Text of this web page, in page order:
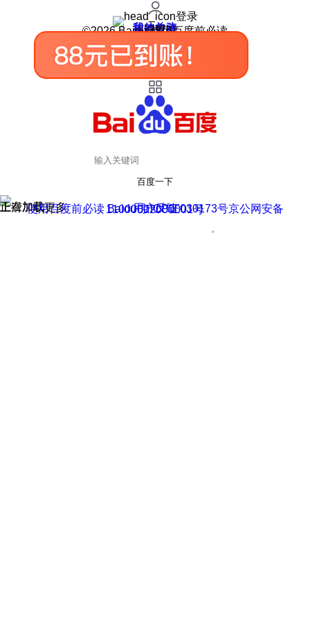
登录
我的关注
我的收藏
皮肤中心
用户反馈
设置
©2026 Baidu 使用百度前必读
百度一下
正在加载
上滑加载更多 用户反馈
使用百度前必读 Baidu 京ICP证030173号
京公网安备11000002000001号